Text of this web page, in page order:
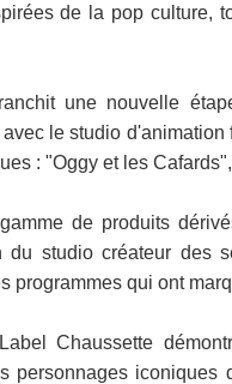
de la pop culture,
une nouvelle
le studio
: "Oggy et les
de produits
du studio créateur des
programmes qui ont
Chaussette
personnages